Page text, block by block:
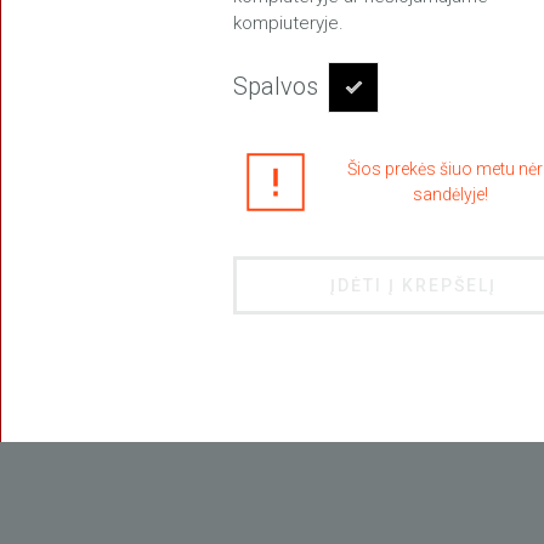
kompiuteryje.
Spalvos
Šios prekės šiuo metu
sandėlyje!